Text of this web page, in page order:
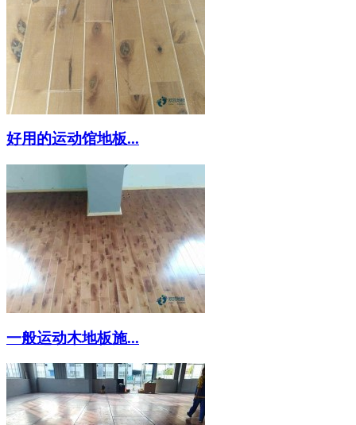
好用的运动馆地板...
一般运动木地板施...